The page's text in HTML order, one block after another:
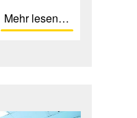
Mehr lesen…